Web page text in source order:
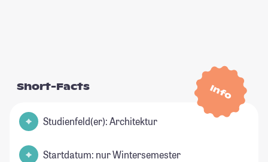
Info
Short-Facts
Studienfeld(er): Architektur
Startdatum: nur Wintersemester